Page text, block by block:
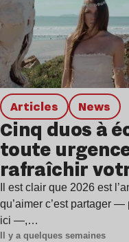
Articles news
Cinq duos à
toute
rafraîchir
estivale
Il est clair que 2026 est
qu’aimer c’est partager
ici —,…
Il y a quelques semaines